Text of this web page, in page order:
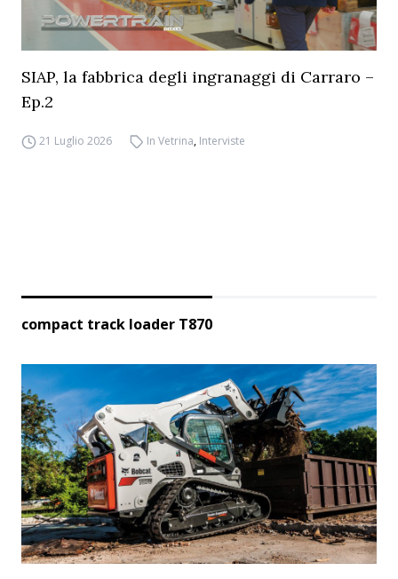
SIAP, la fabbrica degli ingranaggi di Carraro –
Ep.2
21 Luglio 2026 In Vetrina, Interviste
compact track loader T870